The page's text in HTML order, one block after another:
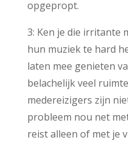
opgepropt.
3: Ken je die irritante
hun muziek te hard
laten mee genieten
belachelijk veel
medereizigers zijn
probleem nou net
reist alleen of met je